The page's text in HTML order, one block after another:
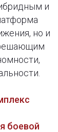
и
но и
боевой